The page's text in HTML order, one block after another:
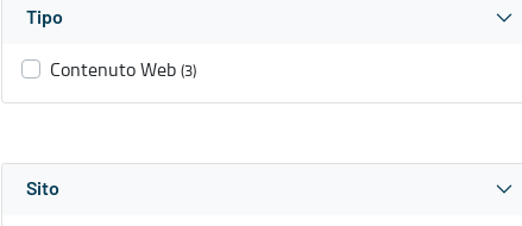
Tipo
Contenuto Web (3)
Sito